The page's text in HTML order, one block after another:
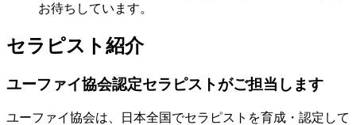
お待ちしています。
セラピスト紹介
ユーファイ協会認定セラピストがご担当します
ユーファイ協会は、日本全国でセラピストを育成・認定して